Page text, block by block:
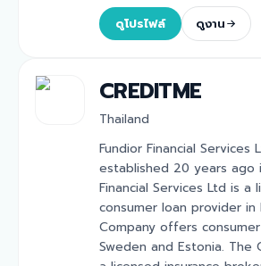
ดูโปรไฟล์ ดูงาน
CREDITME
Thailand
Fundior Financial Services
established 20 years ago
Financial Services Ltd is a
consumer loan provider in
Company offers
Sweden and Estonia. The